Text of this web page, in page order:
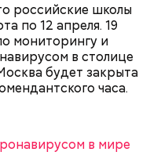
российские школы
по 12 апреля. 19
мониторингу и
в столице
будет закрыта
часа.
в мире
Николай спас от
осужденных